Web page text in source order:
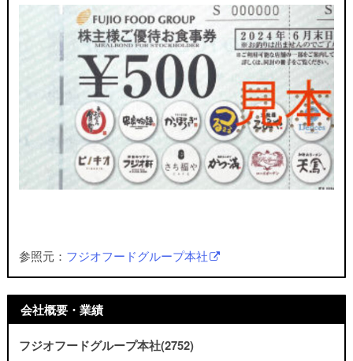
参照元： フジオフードグループ本社
会社概要・業績
フジオフードグループ本社(2752)